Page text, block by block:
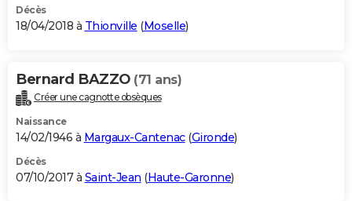
Décès
18/04/2018 à Thionville (Moselle)
Bernard BAZZO (71 ans)
Créer une cagnotte obsèques
Naissance
14/02/1946 à Margaux-Cantenac(Gironde)
Décès
07/10/2017 à Saint-Jean (Haute-Garonne)